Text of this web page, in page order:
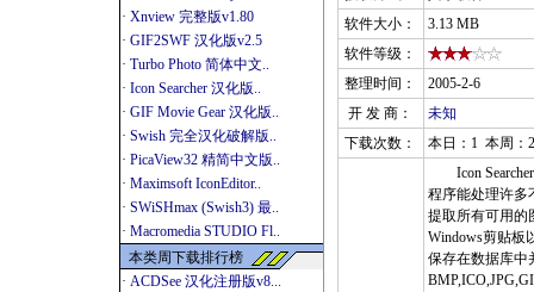
· Xnview 完整版v1.80
· GIF2SWF 汉化版v2.5
· Turbo Photo 简体中文..
· Icon Searcher 汉化版..
· GIF Movie Gear 汉化版..
· Swish 完全汉化破解版..
· PicaView32 精简中文版..
· Maximsoft IconEditor..
· SWiSHmax (Swish3) 最..
· Macromedia STUDIO Fl..
本类周下载排行榜
· ACDSee 汉化注册版v8...
软件大小：
3.13 MB
软件等级：
整理时间：
2005-2-6
开 发 商：
未知
下载次数：
本日：1 本周：
Icon Searcher
程序能处理许多
提取所有可用的
Windows剪贴板
保存在数据库中